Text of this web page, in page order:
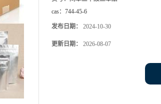
cas： 744-45-6
发布日期： 2024-10-30
更新日期： 2026-08-07